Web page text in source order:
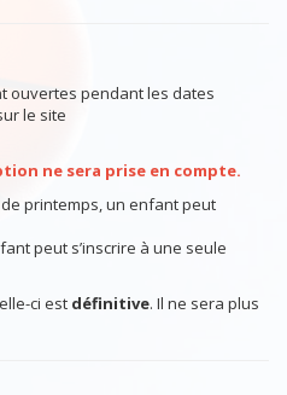
ouvertes pendant les dates
le site
ne sera prise en compte.
printemps, un enfant peut
peut s’inscrire à une seule
ci est définitive. Il ne sera plus